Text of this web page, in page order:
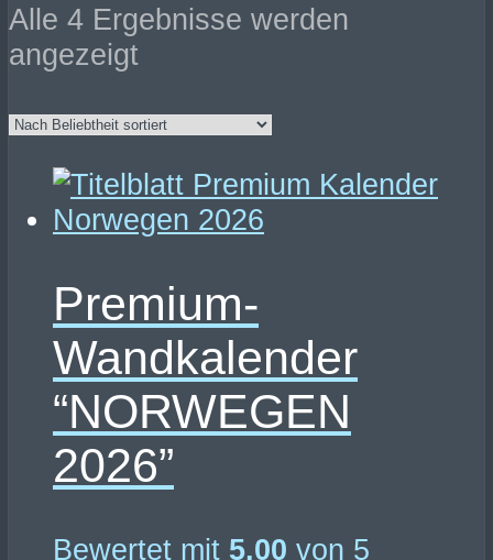
Alle 4 Ergebnisse werden
angezeigt
sortiert
Premium-
Wandkalender
“NORWEGEN
2026”
Bewertet mit 5.00 von 5